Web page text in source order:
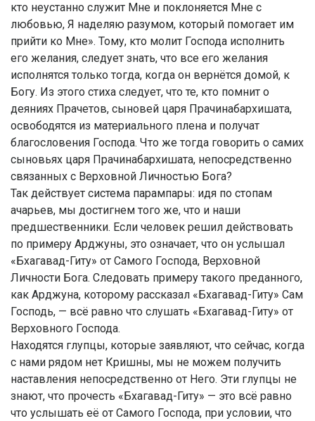
кто неустанно служит Мне и поклоняется Мне с
любовью, Я наделяю разумом, который помогает им
прийти ко Мне». Тому, кто молит Господа исполнить
его желания, следует знать, что все его желания
исполнятся только тогда, когда он вернётся домой, к
Богу. Из этого стиха следует, что те, кто помнит о
деяниях Прачетов, сыновей царя Прачинабархишата,
освободятся из материального плена и получат
благословения Господа. Что же тогда говорить о самих
сыновьях царя Прачинабархишата, непосредственно
связанных с Верховной Личностью Бога?
Так действует система парампары: идя по стопам
ачарьев, мы достигнем того же, что и наши
предшественники. Если человек решил действовать
по примеру Арджуны, это означает, что он услышал
«Бхагавад-Гиту» от Самого Господа, Верховной
Личности Бога. Следовать примеру такого преданного,
как Арджуна, которому рассказал «Бхагавад-Гиту» Сам
Господь, — всё равно что слушать «Бхагавад-Гиту» от
Верховного Господа.
Находятся глупцы, которые заявляют, что сейчас, когда
с нами рядом нет Кришны, мы не можем получить
наставления непосредственно от Него. Эти глупцы не
знают, что прочесть «Бхагавад-Гиту» — это всё равно
что услышать её от Самого Господа, при условии, что